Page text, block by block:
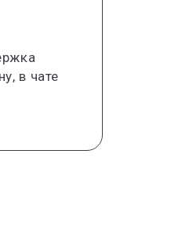
в чате